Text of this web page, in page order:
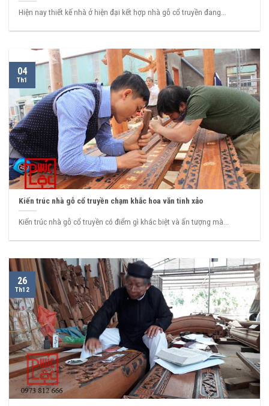
Hiện nay thiết kế nhà ở hiện đại kết hợp nhà gỗ cổ truyền đang...
Kiến trúc nhà gỗ cổ truyền chạm khắc hoa văn tinh xảo
Kiến trúc nhà gỗ cổ truyền có điểm gì khác biệt và ấn tượng mà...
04
Th1
26
Th12